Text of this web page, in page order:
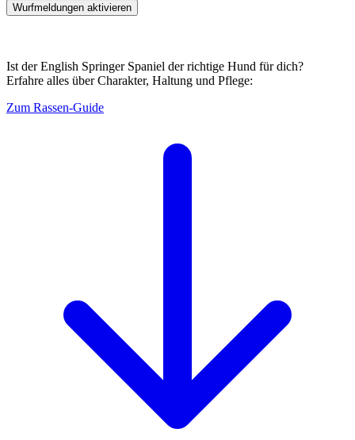
Wurfmeldungen aktivieren
Ist der English Springer Spaniel der richtige Hund für dich?
Erfahre alles über Charakter, Haltung und Pflege:
Zum Rassen-Guide